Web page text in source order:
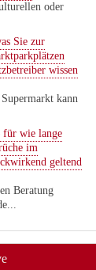
oder
Sie zur
wissen
kann
für wie lange
im
geltend
Beratung